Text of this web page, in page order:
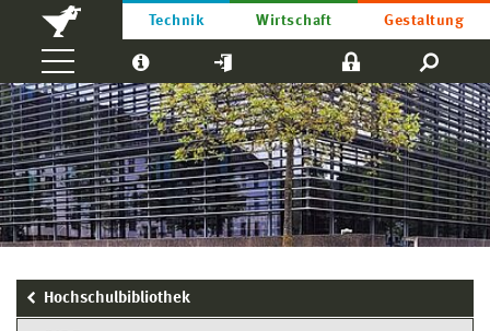
Technik Wirtschaft Gestaltung
Hochschulbibliothek